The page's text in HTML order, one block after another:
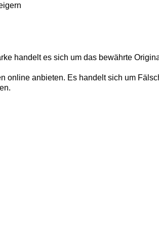
handelt es sich um das bewährte
online anbieten. Es handelt sich um